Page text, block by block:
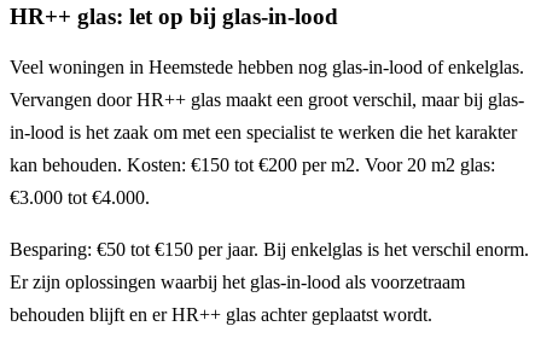
HR++ glas: let op bij glas-in-lood
Veel woningen in Heemstede hebben nog glas-in-lood of enkelglas.
Vervangen door HR++ glas maakt een groot verschil, maar bij glas-
in-lood is het zaak om met een specialist te werken die het karakter
kan behouden. Kosten: €150 tot €200 per m2. Voor 20 m2 glas:
€3.000 tot €4.000.
Besparing: €50 tot €150 per jaar. Bij enkelglas is het verschil enorm.
Er zijn oplossingen waarbij het glas-in-lood als voorzetraam
behouden blijft en er HR++ glas achter geplaatst wordt.